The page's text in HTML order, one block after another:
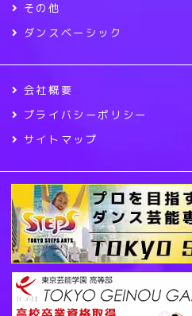
その他
ダンスベーシック
会社概要
プライバシーポリシー
サイトマップ